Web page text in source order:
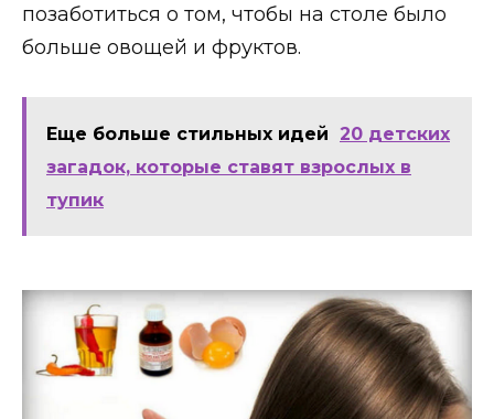
позаботиться о том, чтобы на столе было
больше овощей и фруктов.
Еще больше стильных идей
20 детских
загадок, которые ставят взрослых в
тупик